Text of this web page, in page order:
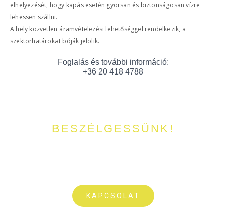
elhelyezését, hogy kapás esetén gyorsan és biztonságosan vízre
lehessen szállni.
A hely közvetlen áramvételezési lehetőséggel rendelkezik, a
szektorhatárokat bóják jelölik.
Foglalás és további információ:
+36 20 418 4788
BESZÉLGESSÜNK!
KAPCSOLAT